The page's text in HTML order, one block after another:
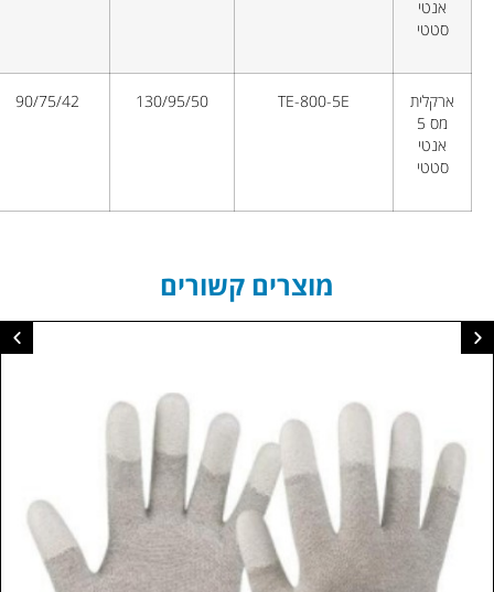
אנטי
סטטי
ארקלית
מס 5
אנטי
סטטי
TE-800-5E
130/95/50
90/75/42
מוצרים קשורים